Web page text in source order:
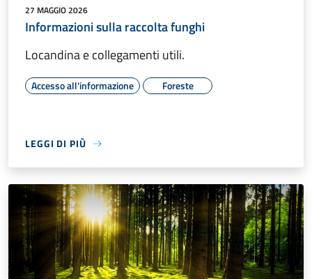
27 MAGGIO 2026
Informazioni sulla raccolta funghi
Locandina e collegamenti utili.
Accesso all'informazione Foreste
LEGGI DI PIÙ